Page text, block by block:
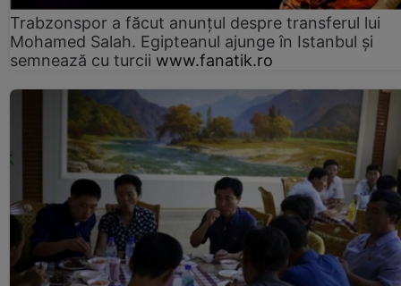
Trabzonspor a făcut anunțul despre transferul lui
Mohamed Salah. Egipteanul ajunge în Istanbul și
semnează cu turcii www.fanatik.ro